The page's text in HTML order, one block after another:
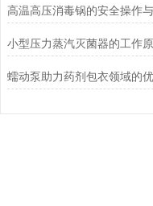
蠕动泵助力药剂包衣领域的